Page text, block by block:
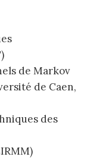
de Markov
de Caen,
des